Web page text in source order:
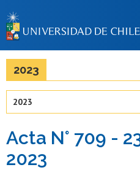
2023
2023
Acta N° 709 -
2023